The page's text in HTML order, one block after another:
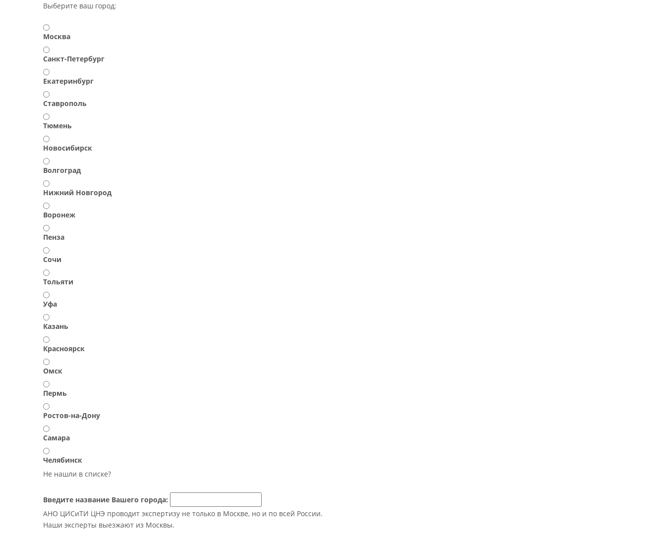
Выберите ваш город:
Москва
Санкт-Петербург
Екатеринбург
Ставрополь
Тюмень
Новосибирск
Волгоград
Нижний Новгород
Воронеж
Пенза
Сочи
Тольяти
Уфа
Казань
Красноярск
Омск
Пермь
Ростов-на-Дону
Самара
Челябинск
Не нашли в списке?
Введите название Вашего города:
АНО ЦИСиТИ ЦНЭ проводит экспертизу не только в Москве, но и по всей России.
Наши эксперты выезжают из Москвы.